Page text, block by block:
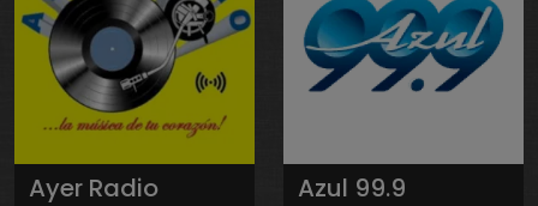
Ayer Radio Azul 99.9